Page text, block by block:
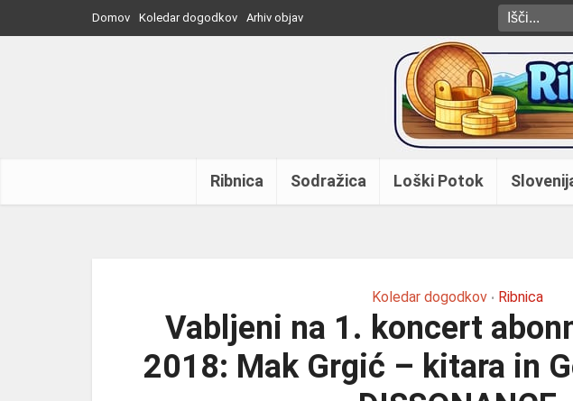
Domov Koledar dogodkov Arhiv objav
Ribnica Sodražica Loški Potok
Koledar dogodkov • Ribnica
Vabljeni na 1. koncert
2018: Mak Grgić – kitara in